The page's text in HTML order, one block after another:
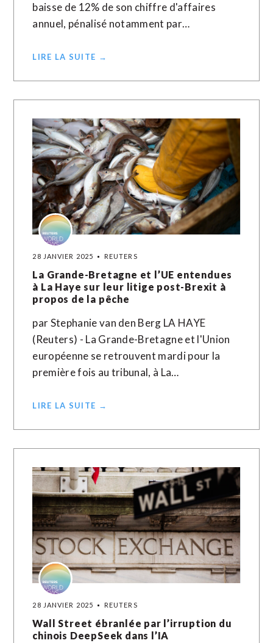
baisse de 12% de son chiffre d'affaires
annuel, pénalisé notamment par…
LIRE LA SUITE →
28 JANVIER 2025 REUTERS
La Grande-Bretagne et l’UE entendues
à La Haye sur leur litige post-Brexit à
propos de la pêche
par Stephanie van den Berg LA HAYE
(Reuters) - La Grande-Bretagne et l'Union
européenne se retrouvent mardi pour la
première fois au tribunal, à La…
LIRE LA SUITE →
28 JANVIER 2025 REUTERS
Wall Street ébranlée par l’irruption du
chinois DeepSeek dans l’IA